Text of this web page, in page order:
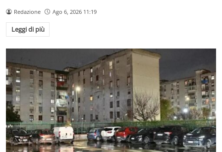
Redazione Ago 6, 2026 11:19
Leggi di più